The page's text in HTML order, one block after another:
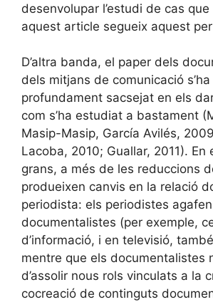
desenvolupar l’estudi de cas
aquest article segueix aquest
D’altra banda, el paper dels
dels mitjans de comunicació
profundament sacsejat en els
com s’ha estudiat a bastament
Masip-Masip, García Avilés,
Lacoba, 2010; Guallar, 2011). En
grans, a més de les reduccions
produeixen canvis en la relació
periodista: els periodistes
documentalistes (per exemple,
d’informació, i en televisió,
mentre que els documentalistes
d’assolir nous rols vinculats a la
cocreació de continguts